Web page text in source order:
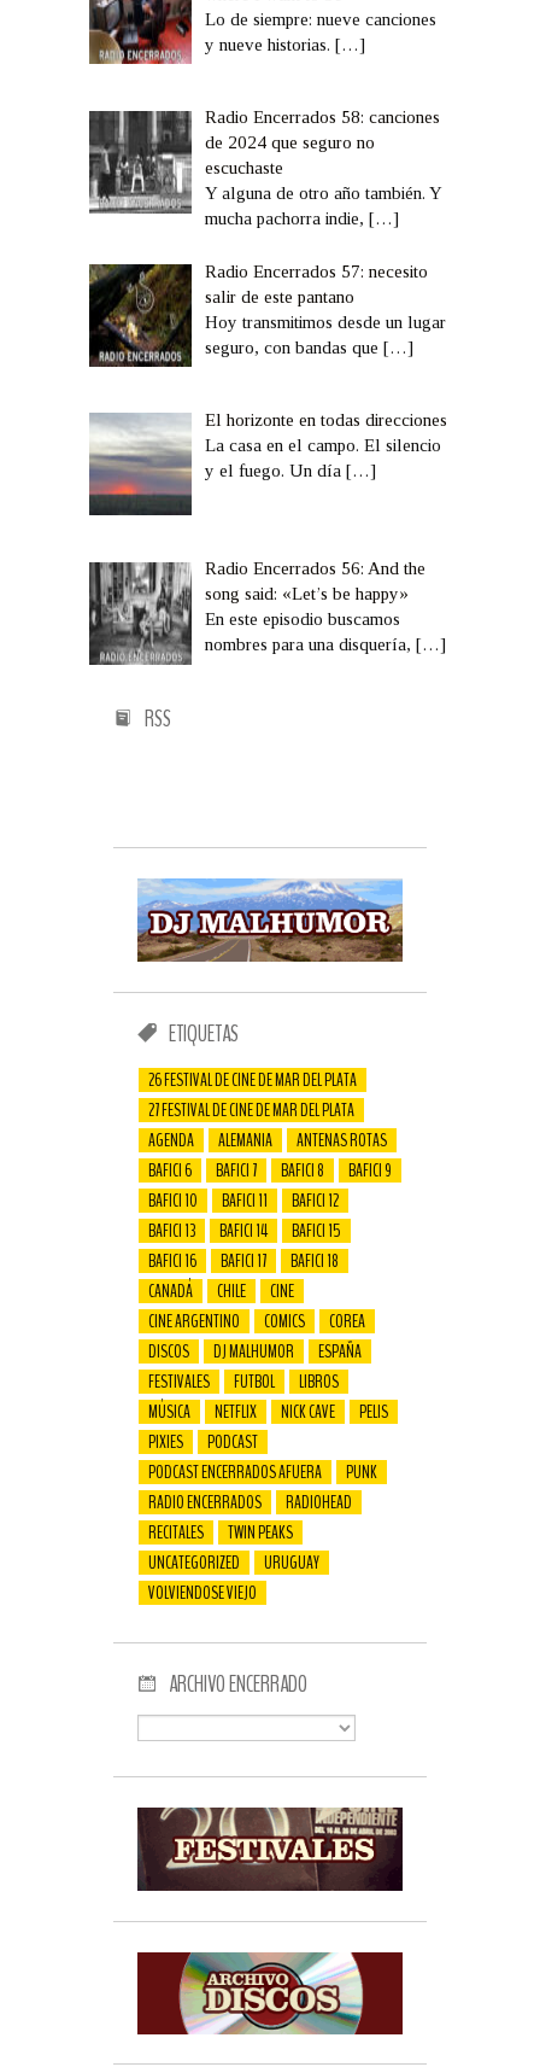
Lo de siempre: nueve canciones
y nueve historias.[…]
Radio Encerrados 58: canciones
de 2024 que seguro no
escuchaste
Y alguna de otro año también. Y
mucha pachorra indie,[…]
Radio Encerrados 57: necesito
salir de este pantano
Hoy transmitimos desde un lugar
seguro, con bandas que[…]
El horizonte en todas direcciones
La casa en el campo. El silencio
y el fuego. Un día[…]
Radio Encerrados 56: And the
song said: «Let’s be happy»
En este episodio buscamos
nombres para una disquería,[…]
RSS
ETIQUETAS
26 FESTIVAL DE CINE DE MAR DEL PLATA
27 FESTIVAL DE CINE DE MAR DEL PLATA
AGENDA
ALEMANIA
ANTENAS ROTAS
BAFICI 6
BAFICI 7 BAFICI 8
BAFICI 9
BAFICI 10
BAFICI 11
BAFICI 12
BAFICI 13
BAFICI 14
BAFICI 15
BAFICI 16
BAFICI 17
BAFICI 18
CANADÁ
CHILE
CINE
CINE ARGENTINO
COMICS
COREA
DISCOS
DJ MALHUMOR
ESPAÑA
FESTIVALES
FUTBOL
LIBROS
MÚSICA
NETFLIX NICK CAVE
PELIS
PIXIES
PODCAST
PODCAST ENCERRADOS AFUERA
PUNK
RADIO ENCERRADOS
RADIOHEAD
RECITALES
TWIN PEAKS
UNCATEGORIZED
URUGUAY
VOLVIENDOSE VIEJO
ARCHIVO ENCERRADO